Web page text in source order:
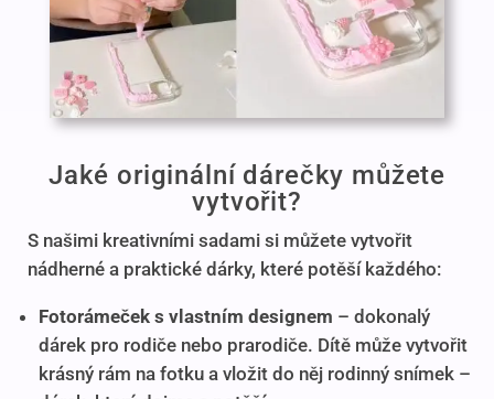
Jaké originální dárečky můžete
vytvořit?
S našimi kreativními sadami si můžete vytvořit
nádherné a praktické dárky, které potěší každého:
Fotorámeček s vlastním designem – dokonalý
dárek pro rodiče nebo prarodiče. Dítě může vytvořit
krásný rám na fotku a vložit do něj rodinný snímek –